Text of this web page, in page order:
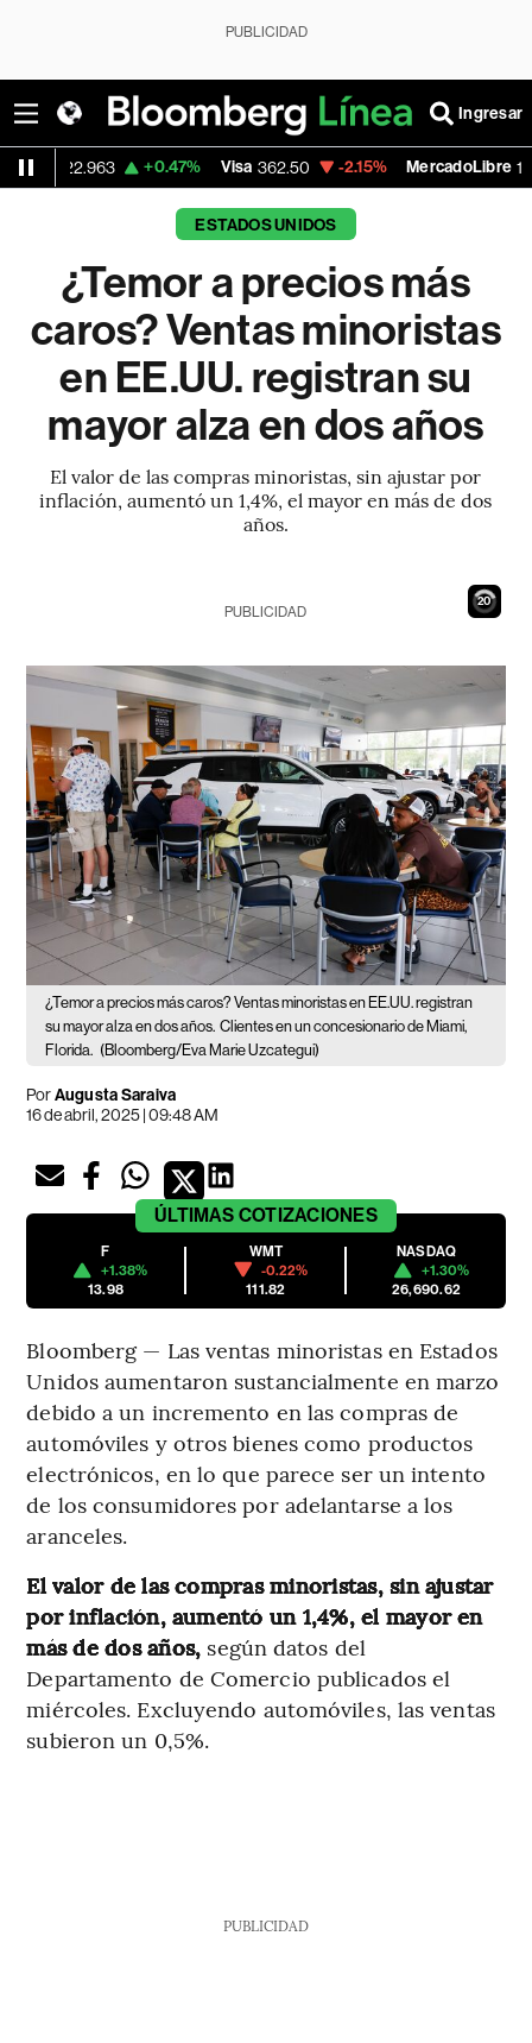
PUBLICIDAD
Ingresar
+0.47% Visa 362.50 -2.15% MercadoLibre 1,821.795 -
ESTADOS UNIDOS
¿Temor a precios más
caros? Ventas minoristas
en EE.UU. registran su
mayor alza en dos años
El valor de las compras minoristas, sin ajustar por
inflación, aumentó un 1,4%, el mayor en más de dos
años.
19
PUBLICIDAD
¿Temor a precios más caros? Ventas minoristas en EE.UU. registran
su mayor alza en dos años. Clientes en un concesionario de Miami,
Florida. (Bloomberg/Eva Marie Uzcategui)
PorAugusta Saraiva
16 de abril, 2025 | 09:48 AM
ÚLTIMAS COTIZACIONES
F
+1.38%
13.98
WMT
-0.22%
111.82
NASDAQ
+1.30%
26,690.62
Bloomberg — Las ventas minoristas en Estados
Unidos aumentaron sustancialmente en marzo
debido a un incremento en las compras de
automóviles y otros bienes como productos
electrónicos, en lo que parece ser un intento
de los consumidores por adelantarse a los
aranceles.
El valor de las compras minoristas, sin ajustar
por inflación, aumentó un 1,4%, el mayor en
más de dos años, según datos del
Departamento de Comercio publicados el
miércoles. Excluyendo automóviles, las ventas
subieron un 0,5%.
PUBLICIDAD